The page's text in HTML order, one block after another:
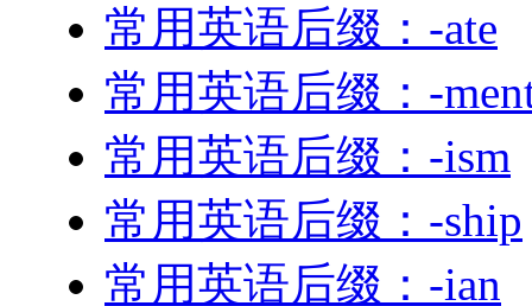
常用英语后缀：-ate
常用英语后缀：-
常用英语后缀：-ism
常用英语后缀：-ship
常用英语后缀：-ian